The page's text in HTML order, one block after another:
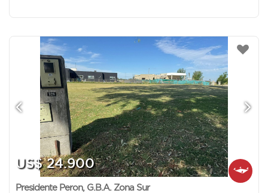
US$ 24.900
Presidente Peron, G.B.A. Zona Sur